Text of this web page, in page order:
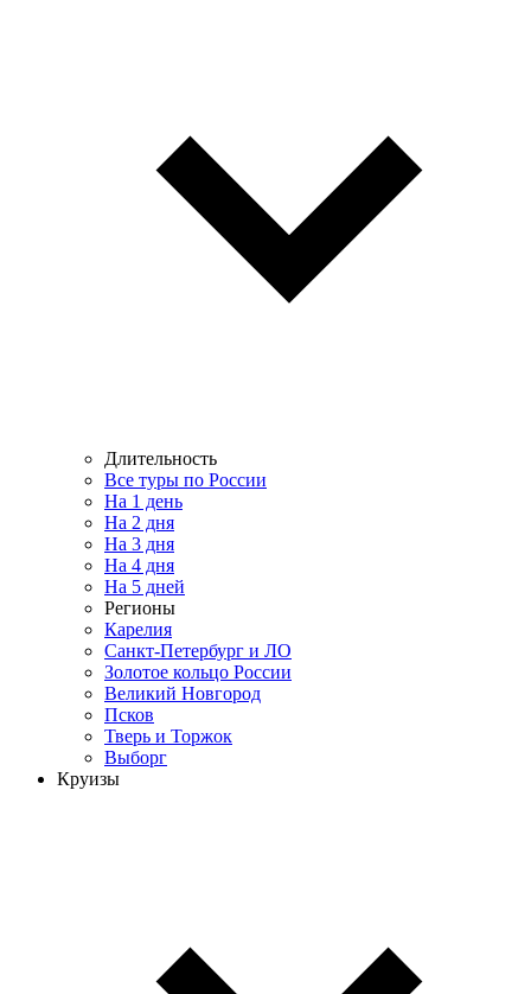
Длительность
Все туры по России
На 1 день
На 2 дня
На 3 дня
На 4 дня
На 5 дней
Регионы
Карелия
Санкт-Петербург и ЛО
Золотое кольцо России
Великий Новгород
Псков
Тверь и Торжок
Выборг
Круизы